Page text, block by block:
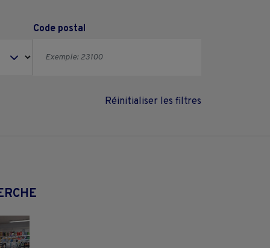
Code postal
Réinitialiser les filtres